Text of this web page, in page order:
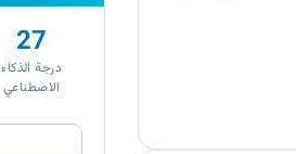
27
درجة الذكاء
الاصطناعي